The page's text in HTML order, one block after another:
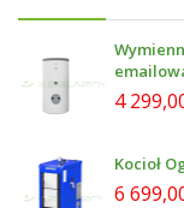
4
Kocioł
6